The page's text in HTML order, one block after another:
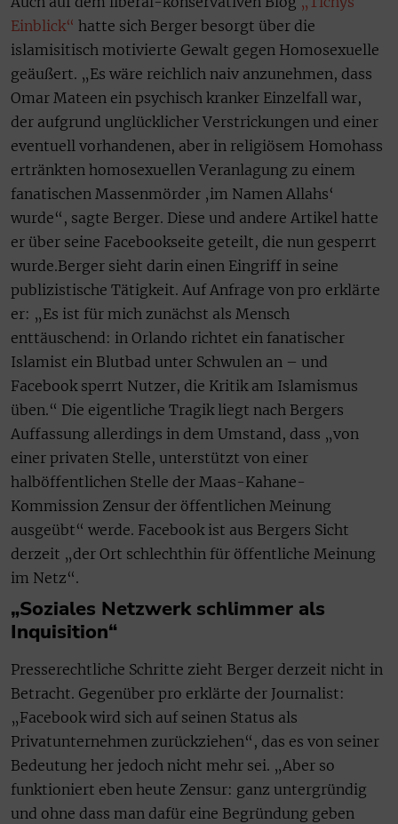
Einblick“ hatte sich Berger besorgt über die
islamisitisch motivierte Gewalt gegen Homosexuelle
geäußert. „Es wäre reichlich naiv anzunehmen, dass
Omar Mateen ein psychisch kranker Einzelfall war,
der aufgrund unglücklicher Verstrickungen und einer
eventuell vorhandenen, aber in religiösem Homohass
ertränkten homosexuellen Veranlagung zu einem
fanatischen Massenmörder ‚im Namen Allahs‘
wurde“, sagte Berger. Diese und andere Artikel hatte
er über seine Facebookseite geteilt, die nun gesperrt
wurde.Berger sieht darin einen Eingriff in seine
publizistische Tätigkeit. Auf Anfrage von pro erklärte
er: „Es ist für mich zunächst als Mensch
enttäuschend: in Orlando richtet ein fanatischer
Islamist ein Blutbad unter Schwulen an – und
Facebook sperrt Nutzer, die Kritik am Islamismus
üben.“ Die eigentliche Tragik liegt nach Bergers
Auffassung allerdings in dem Umstand, dass „von
einer privaten Stelle, unterstützt von einer
halböffentlichen Stelle der Maas-Kahane-
Kommission Zensur der öffentlichen Meinung
ausgeübt“ werde. Facebook ist aus Bergers Sicht
derzeit „der Ort schlechthin für öffentliche Meinung
im Netz“.
„Soziales Netzwerk schlimmer als
Inquisition“
Presserechtliche Schritte zieht Berger derzeit nicht in
Betracht. Gegenüber pro erklärte der Journalist:
„Facebook wird sich auf seinen Status als
Privatunternehmen zurückziehen“, das es von seiner
Bedeutung her jedoch nicht mehr sei. „Aber so
funktioniert eben heute Zensur: ganz untergründig
und ohne dass man dafür eine Begründung geben